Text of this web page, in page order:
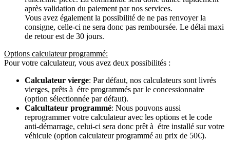
après validation du paiement par nos services.
Vous avez également la possibilité de ne pas renvoyer la
consigne, celle-ci ne sera donc pas remboursée. Le délai maxi
de retour est de 30 jours.
Options calculateur programmé:
Pour votre calculateur, vous avez deux possibilités :
Calculateur vierge: Par défaut, nos calculateurs sont livrés
vierges, prêts à étre programmés par le concessionnaire
(option sélectionnée par défaut).
Calcultateur programmé: Nous pouvons aussi
reprogrammer votre calculateur avec les options et le code
anti-démarrage, celui-ci sera donc prêt à étre installé sur votre
véhicule (option calculateur programmé au prix de 50€).